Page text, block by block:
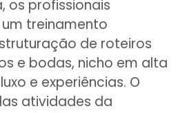
os profissionais
treinamento
de roteiros
e bodas, nicho em alta
e experiências. O
atividades da